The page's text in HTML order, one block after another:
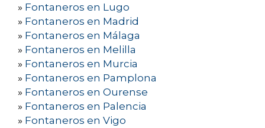
» Fontaneros en Lugo
» Fontaneros en Madrid
» Fontaneros en Málaga
» Fontaneros en Melilla
» Fontaneros en Murcia
» Fontaneros en Pamplona
» Fontaneros en Ourense
» Fontaneros en Palencia
» Fontaneros en Vigo